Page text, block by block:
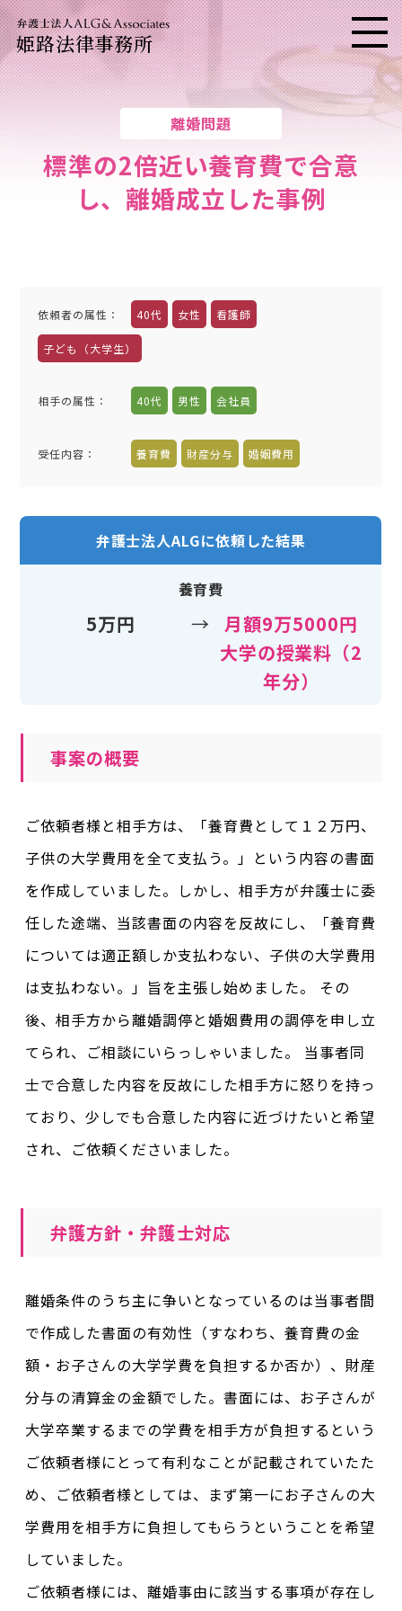
姫路法律事務所 メニ
離婚問題
標準の2倍近い養育費で合意
し、離婚成立した事例
依頼者の属性 ： 40代 女性 看護師
子ども（大学生）
相手の属性 ： 40代 男性 会社員
受任内容 ： 養育費 財産分与 婚姻費用
弁護士法人ALGに依頼した結果
養育費
5万円 →
月額9万5000円
大学の授業料（2
年分）
事案の概要
ご依頼者様と相手方は、「養育費として１２万円、
子供の大学費用を全て支払う。」という内容の書面
を作成していました。しかし、相手方が弁護士に委
任した途端、当該書面の内容を反故にし、「養育費
については適正額しか支払わない、子供の大学費用
は支払わない。」旨を主張し始めました。 その
後、相手方から離婚調停と婚姻費用の調停を申し立
てられ、ご相談にいらっしゃいました。 当事者同
士で合意した内容を反故にした相手方に怒りを持っ
ており、少しでも合意した内容に近づけたいと希望
され、ご依頼くださいました。
弁護方針・弁護士対応
離婚条件のうち主に争いとなっているのは当事者間
で作成した書面の有効性（すなわち、養育費の金
額・お子さんの大学学費を負担するか否か）、財産
分与の清算金の金額でした。書面には、お子さんが
大学卒業するまでの学費を相手方が負担するという
ご依頼者様にとって有利なことが記載されていたた
め、ご依頼者様としては、まず第一にお子さんの大
学費用を相手方に負担してもらうということを希望
していました。
ご依頼者様には、離婚事由に該当する事項が存在し